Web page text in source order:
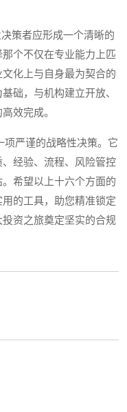
策者应形成一个清晰的
个不仅在专业能力上匹
化上与自身最为契合的
础，与机构建立开放、
效完成。
严谨的战略性决策。它
经验、流程、风险管控
希望以上十六个方面的
的工具，助您精准锁定
资之旅奠定坚实的合规